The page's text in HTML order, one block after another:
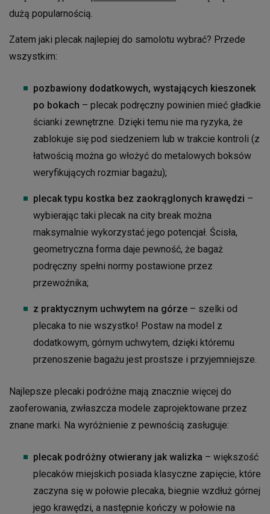
dużą popularnością.
Zatem jaki plecak najlepiej do samolotu wybrać? Przede
wszystkim:
pozbawiony dodatkowych, wystających kieszonek
po bokach – plecak podręczny powinien mieć gładkie
ścianki zewnętrzne. Dzięki temu nie ma ryzyka, że
zablokuje się pod siedzeniem lub w trakcie kontroli (z
łatwością można go włożyć do metalowych boksów
weryfikujących rozmiar bagażu);
plecak typu kostka bez zaokrąglonych krawędzi –
wybierając taki plecak na city break można
maksymalnie wykorzystać jego potencjał. Ścisła,
geometryczna forma daje pewność, że bagaż
podręczny spełni normy postawione przez
przewoźnika;
z praktycznym uchwytem na górze – szelki od
plecaka to nie wszystko! Postaw na model z
dodatkowym, górnym uchwytem, dzięki któremu
przenoszenie bagażu jest prostsze i przyjemniejsze.
Najlepsze plecaki podróżne mają znacznie więcej do
zaoferowania, zwłaszcza modele zaprojektowane przez
znane marki. Na wyróżnienie z pewnością zasługuje:
plecak podróżny otwierany jak walizka – większość
plecaków miejskich posiada klasyczne zapięcie, które
zaczyna się w połowie plecaka, biegnie wzdłuż górnej
jego krawędzi, a następnie kończy w połowie na